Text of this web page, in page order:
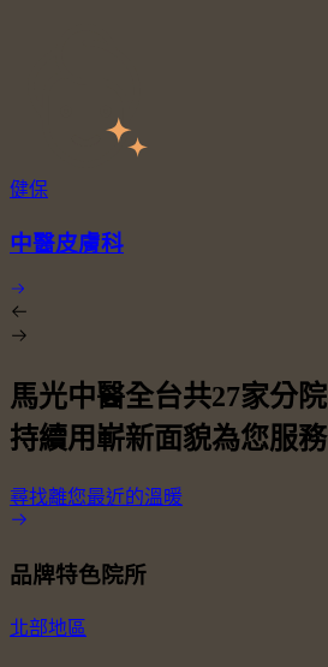
健保
中醫皮膚科
馬光中醫全台共27家分院
持續用嶄新面貌為您服務
尋找離您最近的溫暖
品牌特色院所
北部地區